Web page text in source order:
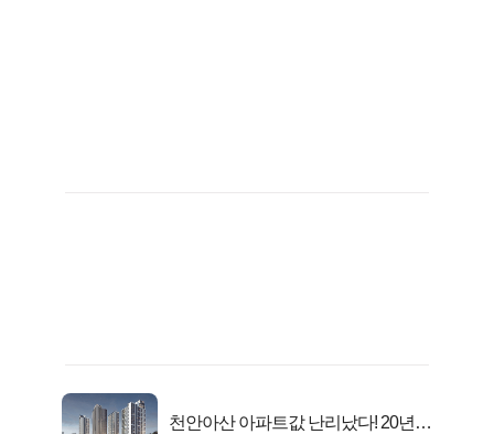
천안아산 아파트값 난리났다! 20년